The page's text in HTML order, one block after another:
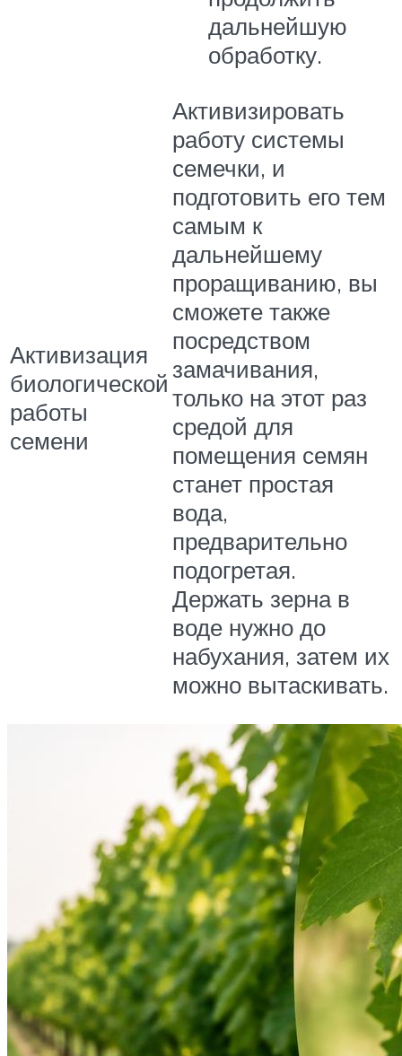
дальнейшую
обработку.
Активизация
биологической
работы
семени
Активизировать
работу системы
семечки, и
подготовить его тем
самым к
дальнейшему
проращиванию, вы
сможете также
посредством
замачивания,
только на этот раз
средой для
помещения семян
станет простая
вода,
предварительно
подогретая.
Держать зерна в
воде нужно до
набухания, затем их
можно вытаскивать.